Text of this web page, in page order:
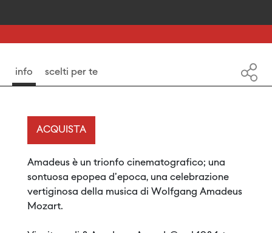
info scelti per te
ACQUISTA
Amadeus è un trionfo cinematografico; una
sontuosa epopea d'epoca, una celebrazione
vertiginosa della musica di Wolfgang Amadeus
Mozart.